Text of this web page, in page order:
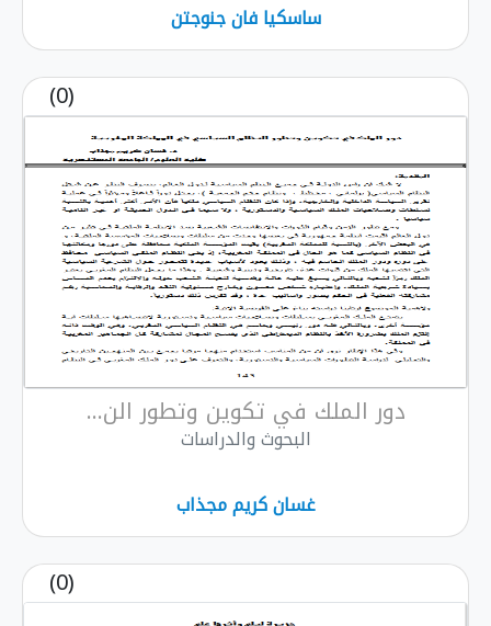
ساسكيا فان جنوجتن
دور الملك في تكوين وتطور الن...
البحوث والدراسات
غسان كريم مجذاب